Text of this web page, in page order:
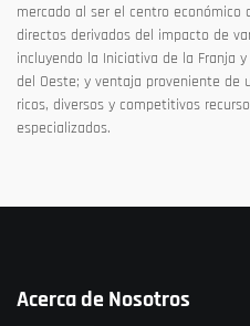
mercado al ser el centro económico
directos derivados del impacto de
incluyendo la Iniciativa de la Franja
del Oeste; y ventaja proveniente de
ricos, diversos y competitivos
especializados.
Acerca de Nosotros